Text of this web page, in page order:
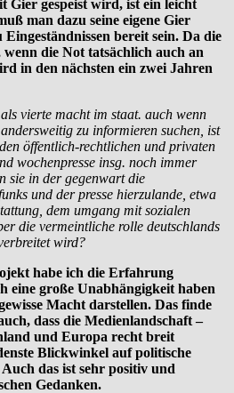
gespeist wird, ist ein leicht
man dazu seine eigene Gier
bereit sein. Da die
die Not tatsächlich auch an
in den nächsten ein zwei Jahren
vierte macht im staat. auch wenn
zu informieren suchen, ist
öffentlich-rechtlichen und privaten
wochenpresse insg. noch immer
sie in der gegenwart die
und der presse hierzulande, etwa
dem umgang mit sozialen
die vermeintliche rolle deutschlands
wird?
habe ich die Erfahrung
eine große Unabhängigkeit haben
Macht darstellen. Das finde
dass die Medienlandschaft –
und Europa recht breit
Blickwinkel auf politische
das ist sehr positiv und
Gedanken.